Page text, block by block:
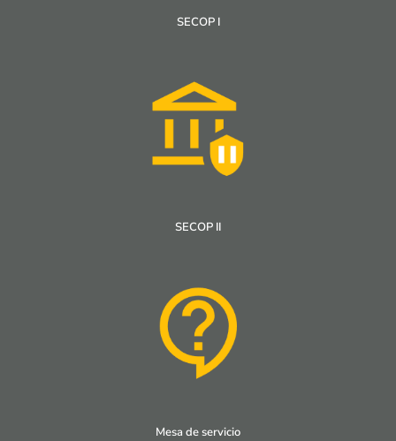
SECOP I
SECOP II
Mesa de servicio